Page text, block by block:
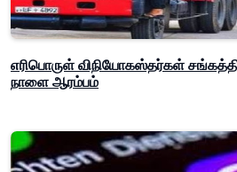
எரிபொருள் விநியோகஸ்தர்கள்
நாளை ஆரம்பம்